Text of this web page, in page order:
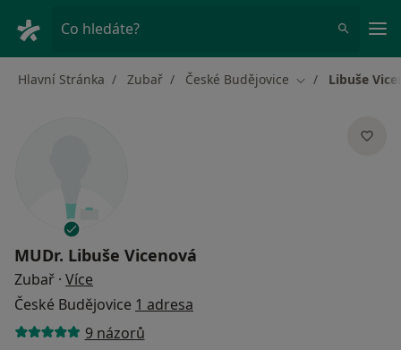
Co hledáte?
Hlavní Stránka Zubař České Budějovice Změna města
Libuše
MUDr. Libuše Vicenová
Zubař · Více
České Budějovice 1 adresa
9 názorů